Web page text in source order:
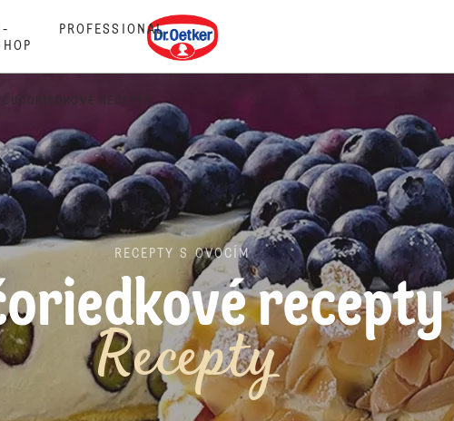
PROFESSIONAL Dr. Oetker
ČUČORIEDKOVÉ RECEPTY
RECEPTY S OVOCÍM
recepty
Recepty